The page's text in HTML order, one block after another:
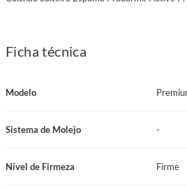
Ficha técnica
Modelo
Sistema de Molejo -
Nível de Firmeza Firme